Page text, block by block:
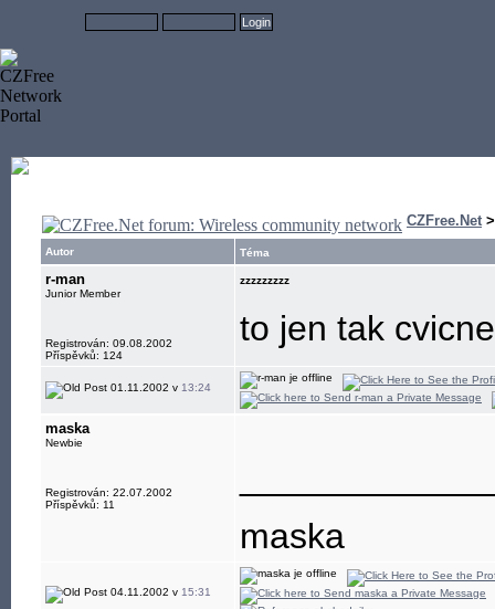
CZFree.Net
Autor Téma
r-man
Junior Member
Registrován: 09.08.2002
Příspěvků: 124
zzzzzzzzz
to jen tak
01.11.2002 v 13:24
maska
Newbie
Registrován: 22.07.2002
Příspěvků: 11
maska
04.11.2002 v 15:31